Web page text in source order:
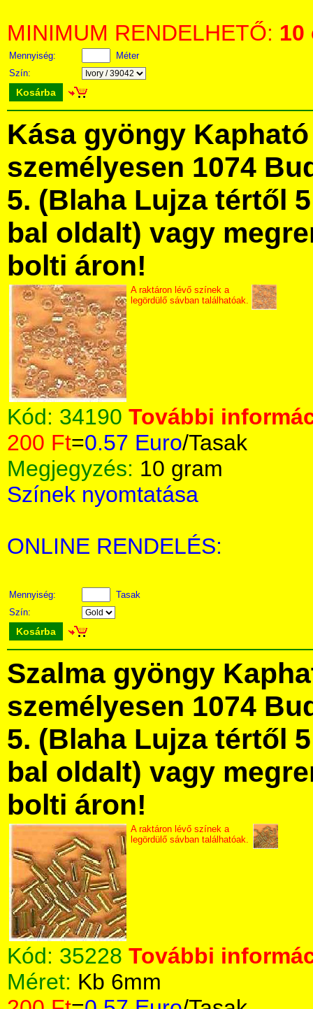
MINIMUM RENDELHETŐ: 10
Mennyiség:
Méter
Szín:
Kosárba
Kása gyöngy
személyesen 1074
5. (Blaha Lujza tértől
bal oldalt) vagy
bolti áron!
A raktáron lévő színek a
legördülő sávban találhatóak.
Kód: 34190 További
200 Ft=0.57 Euro/Tasak
Megjegyzés: 10 gram
Színek nyomtatása
ONLINE RENDELÉS:
Mennyiség:
Tasak
Szín:
Kosárba
Szalma gyöngy
személyesen 1074
5. (Blaha Lujza tértől
bal oldalt) vagy
bolti áron!
A raktáron lévő színek a
legördülő sávban találhatóak.
Kód: 35228 További
Méret: Kb 6mm